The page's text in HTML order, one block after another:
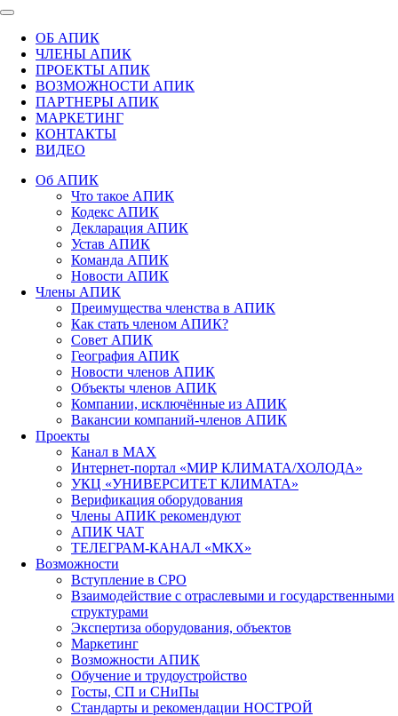
ОБ АПИК
ЧЛЕНЫ АПИК
ПРОЕКТЫ АПИК
ВОЗМОЖНОСТИ АПИК
ПАРТНЕРЫ АПИК
МАРКЕТИНГ
КОНТАКТЫ
ВИДЕО
Об АПИК
Что такое АПИК
Кодекс АПИК
Декларация АПИК
Устав АПИК
Команда АПИК
Новости АПИК
Члены АПИК
Преимущества членства в АПИК
Как стать членом АПИК?
Совет АПИК
География АПИК
Новости членов АПИК
Объекты членов АПИК
Компании, исключённые из АПИК
Вакансии компаний-членов АПИК
Проекты
Канал в MAX
Интернет-портал «МИР КЛИМАТА/ХОЛОДА»
УКЦ «УНИВЕРСИТЕТ КЛИМАТА»
Верификация оборудования
Члены АПИК рекомендуют
АПИК ЧАТ
ТЕЛЕГРАМ-КАНАЛ «МКХ»
Возможности
Вступление в СРО
Взаимодействие с отраслевыми и государственными
структурами
Экспертиза оборудования, объектов
Маркетинг
Возможности АПИК
Обучение и трудоустройство
Госты, СП и СНиПы
Стандарты и рекомендации НОСТРОЙ